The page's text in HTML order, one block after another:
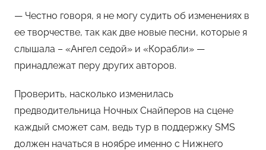
— Честно говоря, я не могу судить об изменениях в
ее творчестве, так как две новые песни, которые я
слышала – «Ангел седой» и «Корабли» —
принадлежат перу других авторов.
Проверить, насколько изменилась
предводительница Ночных Снайперов на сцене
каждый сможет сам, ведь тур в поддержку SMS
должен начаться в ноябре именно с Нижнего